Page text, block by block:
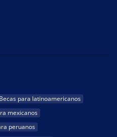
Becas para latinoamericanos
mexicanos
peruanos